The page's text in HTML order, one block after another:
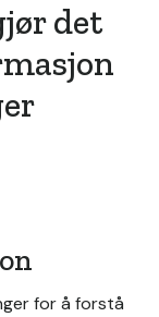
det
for å forstå